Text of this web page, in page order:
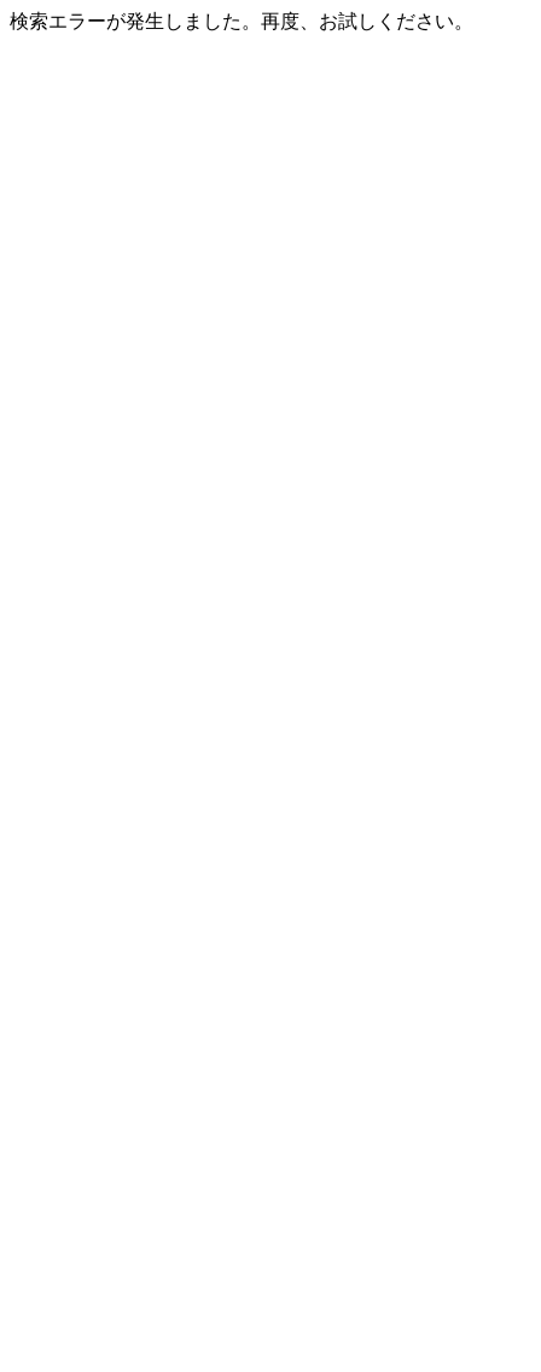
検索エラーが発生しました。再度、お試しください。